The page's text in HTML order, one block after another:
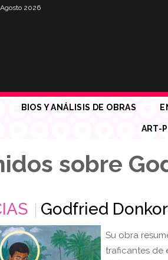
2026
BIOS Y ANÁLISIS DE OBRAS
ART-
sobre
Godfried
Su obra
traficantes de